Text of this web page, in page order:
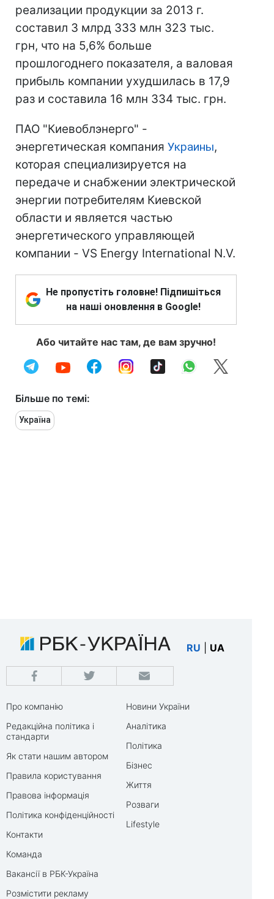
реализации продукции за 2013 г.
составил 3 млрд 333 млн 323 тыс.
грн, что на 5,6% больше
прошлогоднего показателя, а валовая
прибыль компании ухудшилась в 17,9
раз и составила 16 млн 334 тыс. грн.
ПАО "Киевоблэнерго" -
энергетическая компания Украины,
которая специализируется на
передаче и снабжении электрической
энергии потребителям Киевской
области и является частью
энергетического управляющей
компании - VS Energy International N.V.
Не пропустіть головне! Підпишіться
на наші оновлення в Google!
Або читайте нас там, де вам зручно!
Більше по темі:
Україна
RU UA
Про компанію
Редакційна політика і
стандарти
Як стати нашим автором
Правила користування
Правова інформація
Політика конфіденційності
Контакти
Команда
Вакансії в РБК-Україна
Розмістити рекламу
Новини України
Аналітика
Політика
Бізнес
Життя
Розваги
Lifestyle